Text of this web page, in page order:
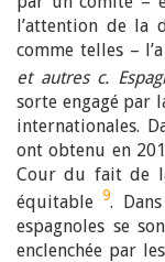
l’attention de la
comme telles –
et autres c.
sorte engagé par
internationales.
ont obtenu en
Cour du fait de
équitable 9.
espagnoles se
enclenchée par